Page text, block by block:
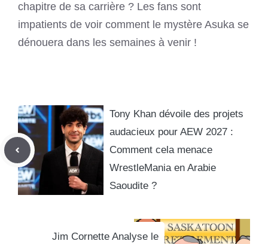
chapitre de sa carrière ? Les fans sont
impatients de voir comment le mystère Asuka se
dénouera dans les semaines à venir !
Tony Khan dévoile des projets
audacieux pour AEW 2027 :
Comment cela menace
WrestleMania en Arabie
Saoudite ?
Jim Cornette Analyse le